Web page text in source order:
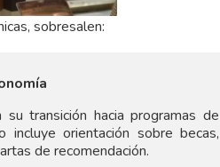
sobresalen:
transición hacia programas de
incluye orientación sobre becas,
de recomendación.